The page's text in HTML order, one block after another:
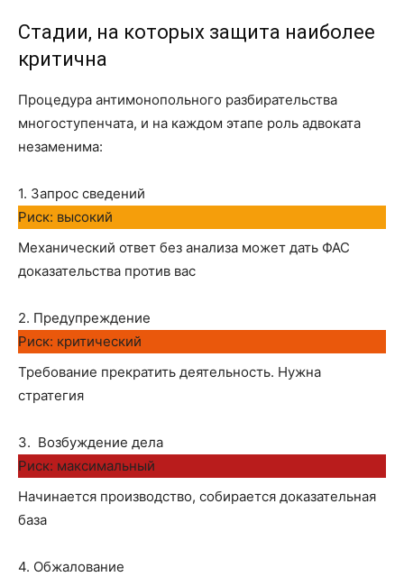
Стадии, на которых защита наиболее
критична
Процедура антимонопольного разбирательства
многоступенчата, и на каждом этапе роль адвоката
незаменима:
1. Запрос сведений
Риск: высокий
Механический ответ без анализа может дать ФАС
доказательства против вас
2. Предупреждение
Риск: критический
Требование прекратить деятельность. Нужна
стратегия
3. Возбуждение дела
Риск: максимальный
Начинается производство, собирается доказательная
база
4. Обжалование